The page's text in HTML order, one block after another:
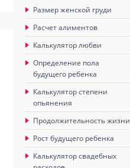
Размер женской груди
Расчет алиментов
Калькулятор любви
Определение пола
будущего ребенка
Калькулятор степени
опьянения
Продолжительность жизни
Рост будущего ребенка
Калькулятор свадебных